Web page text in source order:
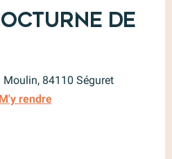
de
84110 Séguret
M'y rendre